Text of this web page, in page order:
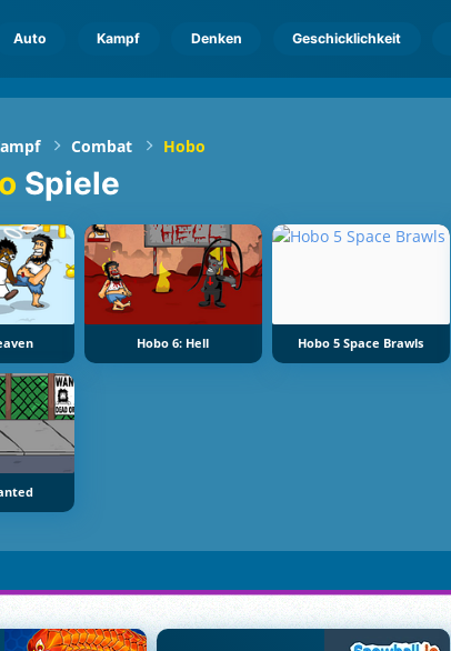
Auto Kampf Denken Geschicklichkeit
Combat Hobo
Spiele
Hobo 6: Hell Hobo 5 Space Brawls